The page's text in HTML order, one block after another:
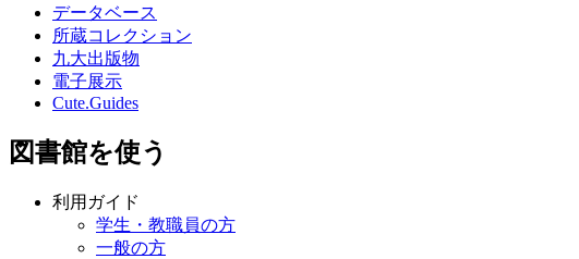
データベース
所蔵コレクション
九大出版物
電子展示
Cute.Guides
図書館を使う
利用ガイド
学生・教職員の方
一般の方